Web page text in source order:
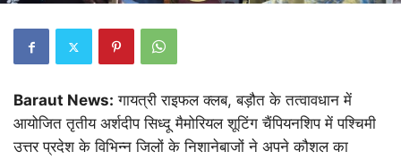
Baraut News: गायत्री राइफल क्लब, बड़ौत के तत्वावधान में
आयोजित तृतीय अर्शदीप सिध्दू मैमोरियल शूटिंग चैंपियनशिप में पश्चिमी
उत्तर प्रदेश के विभिन्न जिलों के निशानेबाजों ने अपने कौशल का